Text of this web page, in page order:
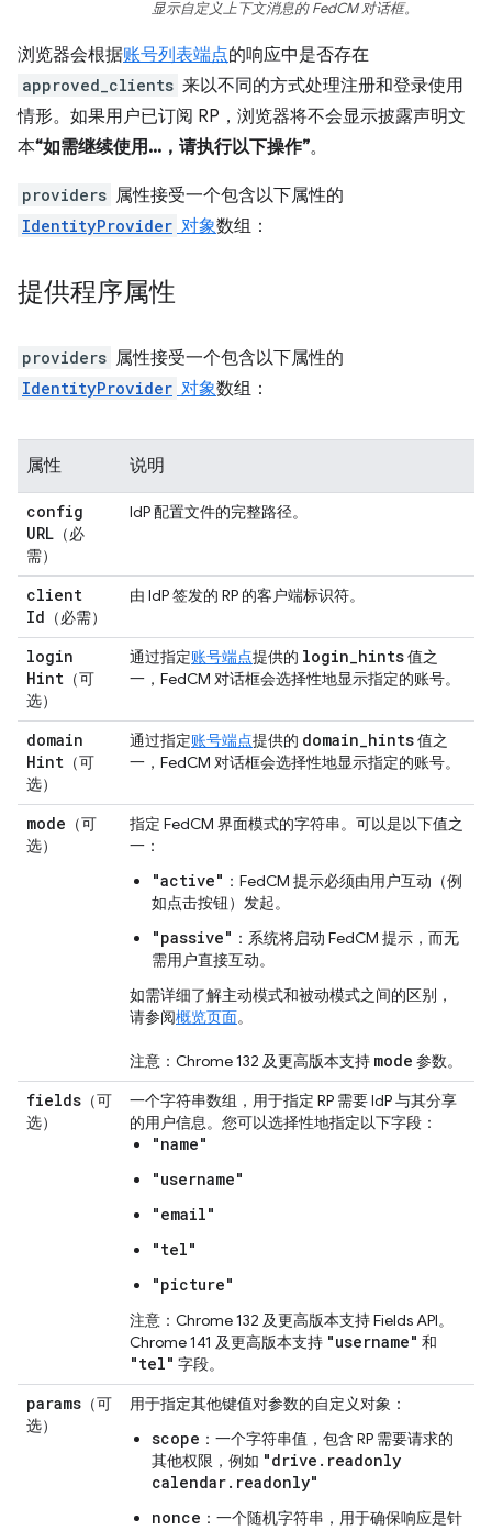
显示自定义上下文消息的 FedCM 对话框。
浏览器会根据账号列表端点的响应中是否存在
approved_clients 来以不同的方式处理注册和登录使用
情形。如果用户已订阅 RP，浏览器将不会显示披露声明文
本“如需继续使用...，请执行以下操作”。
providers 属性接受一个包含以下属性的
IdentityProvider 对象数组：
提供程序属性
providers 属性接受一个包含以下属性的
IdentityProvider 对象数组：
属性 说明
config
URL （必
需）
IdP 配置文件的完整路径。
client
Id （必需）
由 IdP 签发的 RP 的客户端标识符。
login
Hint （可
选）
通过指定账号端点提供的 login hints值之
一，FedCM 对话框会选择性地显示指定的账号。
domain
Hint （可
选）
通过指定账号端点提供的 domain hints值之
一，FedCM 对话框会选择性地显示指定的账号。
mode （可
选）
指定 FedCM 界面模式的字符串。可以是以下值之
一：
"active" ：FedCM 提示必须由用户互动（例
如点击按钮）发起。
"passive" ：系统将启动 FedCM 提示，而无
需用户直接互动。
如需详细了解主动模式和被动模式之间的区别，
请参阅概览页面。
注意：Chrome 132 及更高版本支持 mode 参数。
fields （可
选）
一个字符串数组，用于指定 RP 需要 IdP 与其分享
的用户信息。您可以选择性地指定以下字段：
"name"
"username"
"email"
"tel"
"picture"
注意：Chrome 132 及更高版本支持 Fields API。
Chrome 141 及更高版本支持 "username" 和
"tel" 字段。
params （可
选）
用于指定其他键值对参数的自定义对象：
scope ：一个字符串值，包含 RP 需要请求的
其他权限，例如 "drive.readonly
calendar.readonly"
nonce ：一个随机字符串，用于确保响应是针